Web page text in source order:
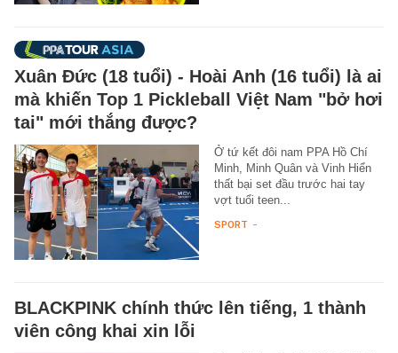
Xuân Đức (18 tuổi) - Hoài Anh (16 tuổi) là ai
mà khiến Top 1 Pickleball Việt Nam "bở hơi
tai" mới thắng được?
Ở tứ kết đôi nam PPA Hồ Chí
Minh, Minh Quân và Vinh Hiển
thất bại set đầu trước hai tay
vợt tuổi teen...
SPORT -
BLACKPINK chính thức lên tiếng, 1 thành
viên công khai xin lỗi